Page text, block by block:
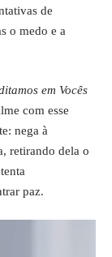
de
o medo e a
em Vocês
com esse
nega à
retirando dela o
paz.